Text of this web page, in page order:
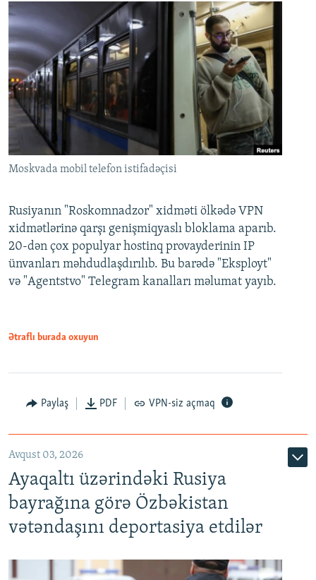
Moskvada mobil telefon istifadəçisi
Rusiyanın "Roskomnadzor" xidməti ölkədə VPN
xidmətlərinə qarşı genişmiqyaslı bloklama aparıb.
20-dən çox populyar hostinq provayderinin IP
ünvanları məhdudlaşdırılıb. Bu barədə "Eksployt"
və "Agentstvo" Telegram kanalları məlumat yayıb.
Ətraflı burada oxuyun
Paylaş PDF VPN-siz açmaq
Avqust 03, 2026
Ayaqaltı üzərindəki Rusiya
bayrağına görə Özbəkistan
vətəndaşını deportasiya etdilər